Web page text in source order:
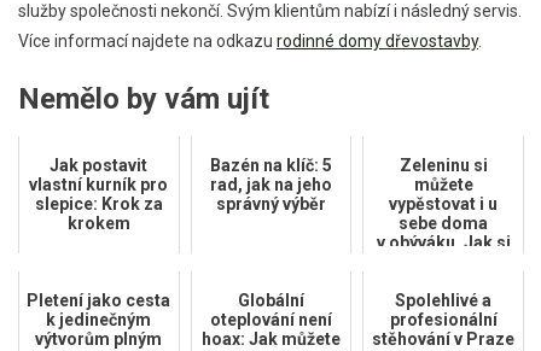
služby společnosti nekončí. Svým klientům nabízí i následný servis.
Více informací najdete na odkazu rodinné domy dřevostavby.
Nemělo by vám ujít
Jak postavit
vlastní kurník pro
slepice: Krok za
krokem
Bazén na klíč: 5
rad, jak na jeho
správný výběr
Zeleninu si
můžete
vypěstovat i u
sebe doma
v obýváku. Jak si
profesionální
pě...
Pletení jako cesta
k jedinečným
výtvorům plným
Globální
oteplování není
hoax: Jak můžete
Spolehlivé a
profesionální
stěhování v Praze